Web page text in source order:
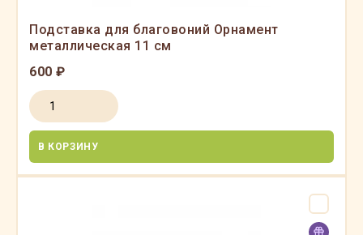
Подставка для благовоний Орнамент
металлическая 11 см
600 ₽
В КОРЗИНУ